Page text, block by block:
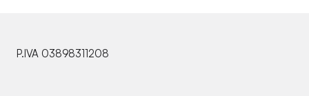
P.IVA 03898311208